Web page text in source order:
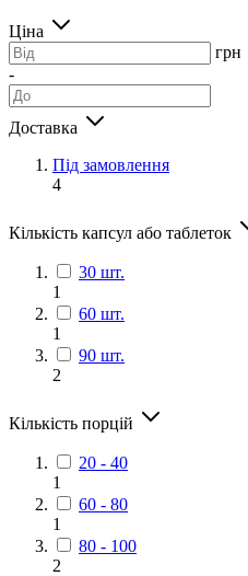
Ціна
грн
-
Доставка
Під замовлення
4
Кількість капсул або таблеток
30 шт.
1
60 шт.
1
90 шт.
2
Кількість порцій
20 - 40
1
60 - 80
1
80 - 100
2